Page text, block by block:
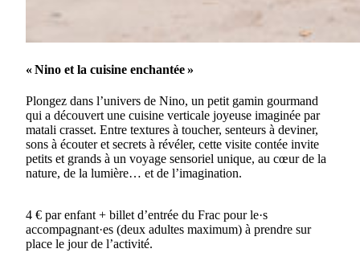
« Nino et la cuisine enchantée »
Plongez dans l’univers de Nino, un petit gamin gourmand
qui a découvert une cuisine verticale joyeuse imaginée par
matali crasset. Entre textures à toucher, senteurs à deviner,
sons à écouter et secrets à révéler, cette visite contée invite
petits et grands à un voyage sensoriel unique, au cœur de la
nature, de la lumière… et de l’imagination.
4 € par enfant + billet d’entrée du Frac pour le·s
accompagnant·es (deux adultes maximum) à prendre sur
place le jour de l’activité.